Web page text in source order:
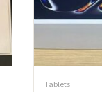
Tablets